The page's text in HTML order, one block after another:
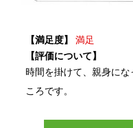
【満足度】
満足
【評価について】
時間を掛けて、親身に
ころです。